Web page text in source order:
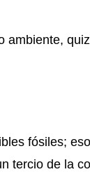
fósiles;
tercio de la